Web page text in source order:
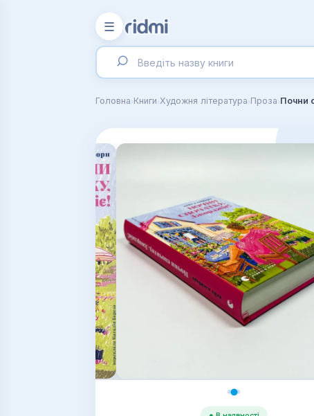
☰
Головна›Книги›Художня література›Проза›Почни